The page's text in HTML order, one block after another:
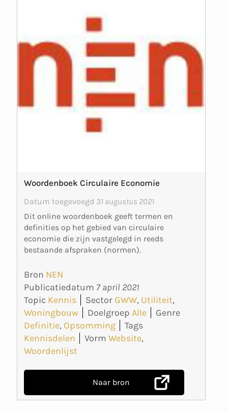
Woordenboek Circulaire Economie
Datum toegevoegd 31 augustus 2021
Dit online woordenboek geeft termen en
definities op het gebied van circulaire
economie die zijn vastgelegd in reeds
bestaande afspraken (normen).
Bron NEN
Publicatiedatum 7 april 2021
Topic Kennis Sector GWW, Utiliteit,
Woningbouw
Doelgroep Alle
Genre
Definitie, Opsomming
Tags
Kennisdelen
Vorm Website,
Woordenlijst
Naar bron